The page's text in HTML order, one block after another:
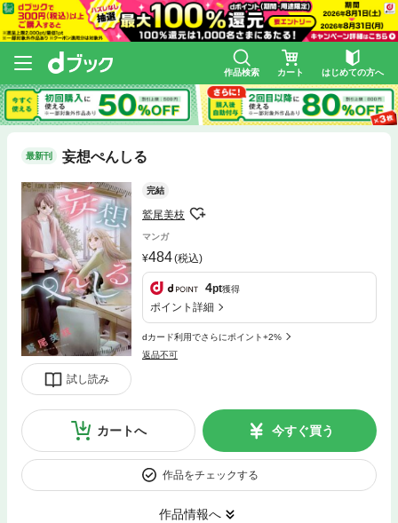
作品検索 カート はじめての方へ
最新刊 妄想ぺんしる
試し読み
完結
鷲尾美枝
マンガ
484(税込)
4pt獲得
ポイント詳細
dカード利用でさらにポイント+2%
返品不可
カートへ 今すぐ買う
作品をチェックする
作品情報へ